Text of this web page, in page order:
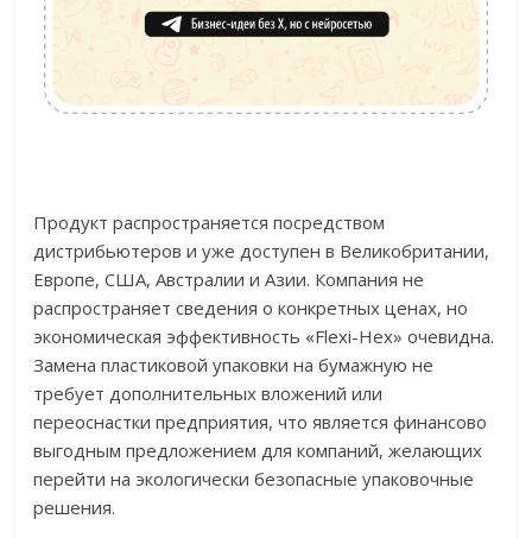
Продукт распространяется посредством
дистрибьютеров и уже доступен в Великобритании,
Европе, США, Австралии и Азии. Компания не
распространяет сведения о конкретных ценах, но
экономическая эффективность «Flexi-Hex» очевидна.
Замена пластиковой упаковки на бумажную не
требует дополнительных вложений или
переоснастки предприятия, что является финансово
выгодным предложением для компаний, желающих
перейти на экологически безопасные упаковочные
решения.